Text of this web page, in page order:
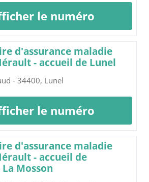
le numéro
d'assurance maladie
- accueil de Lunel
- 34400, Lunel
le numéro
d'assurance maladie
- accueil de
Mosson